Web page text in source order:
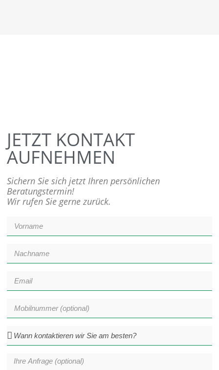
JETZT KONTAKT
AUFNEHMEN
Sichern Sie sich jetzt Ihren persönlichen
Beratungstermin!
Wir rufen Sie gerne zurück.